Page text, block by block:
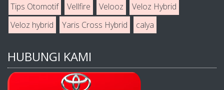
Tips Otomotif
Vellfire Velooz
Veloz Hybrid
Veloz hybrid
Yaris Cross Hybrid calya
HUBUNGI KAMI